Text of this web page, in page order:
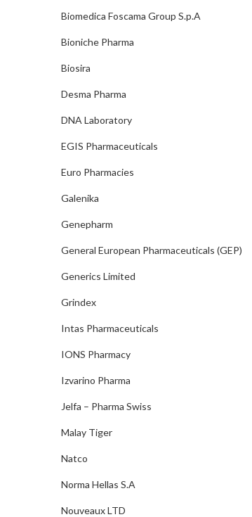
Biomedica Foscama Group S.p.A
Bioniche Pharma
Biosira
Desma Pharma
DNA Laboratory
EGIS Pharmaceuticals
Euro Pharmacies
Galenika
Genepharm
General European Pharmaceuticals (GEP)
Generics Limited
Grindex
Intas Pharmaceuticals
IONS Pharmacy
Izvarino Pharma
Jelfa – Pharma Swiss
Malay Tiger
Natco
Norma Hellas S.A
Nouveaux LTD